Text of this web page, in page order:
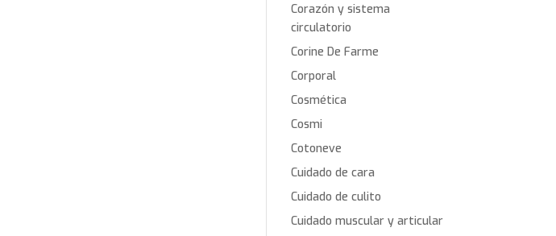
Corazón y sistema
circulatorio
Corine De Farme
Corporal
Cosmética
Cosmi
Cotoneve
Cuidado de cara
Cuidado de culito
Cuidado muscular y articular